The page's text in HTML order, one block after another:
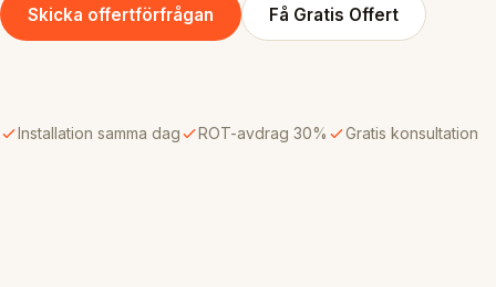
Skicka offertförfrågan Få Gratis Offert
Installation samma dag ROT-avdrag 30% Gratis konsultation